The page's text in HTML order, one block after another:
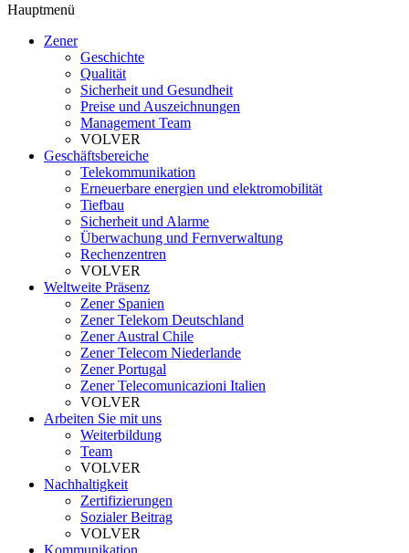
Hauptmenü
Zener
Geschichte
Qualität
Sicherheit und Gesundheit
Preise und Auszeichnungen
Management Team
VOLVER
Geschäftsbereiche
Telekommunikation
Erneuerbare energien und elektromobilität
Tiefbau
Sicherheit und Alarme
Überwachung und Fernverwaltung
Rechenzentren
VOLVER
Weltweite Präsenz
Zener Spanien
Zener Telekom Deutschland
Zener Austral Chile
Zener Telecom Niederlande
Zener Portugal
Zener Telecomunicazioni Italien
VOLVER
Arbeiten Sie mit uns
Weiterbildung
Team
VOLVER
Nachhaltigkeit
Zertifizierungen
Sozialer Beitrag
VOLVER
Kommunikation